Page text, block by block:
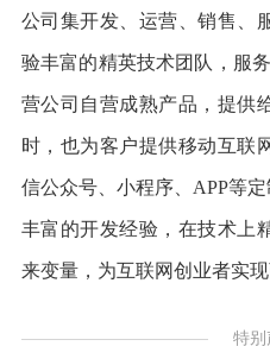
公司集开发、运营、销售、
验丰富的精英技术团队，服
营公司自营成熟产品，提供
时，也为客户提供移动互联
信公众号、小程序、APP等定
丰富的开发经验，在技术上
来变量，为互联网创业者实现
特别